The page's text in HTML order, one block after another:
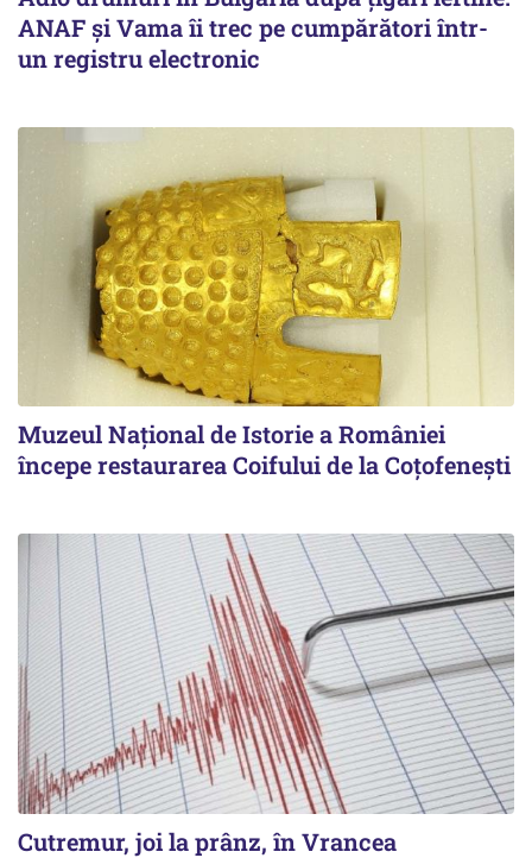
ANAF și Vama îi trec pe cumpărători într-
un registru electronic
Muzeul Național de Istorie a României
începe restaurarea Coifului de la Coțofenești
Cutremur, joi la prânz, în Vrancea